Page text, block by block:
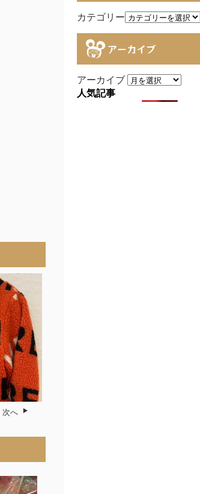
次へ
カテゴリー
アーカイブ
アーカイブ
人気記事